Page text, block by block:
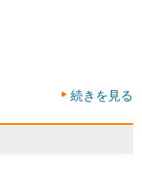
続きを見る